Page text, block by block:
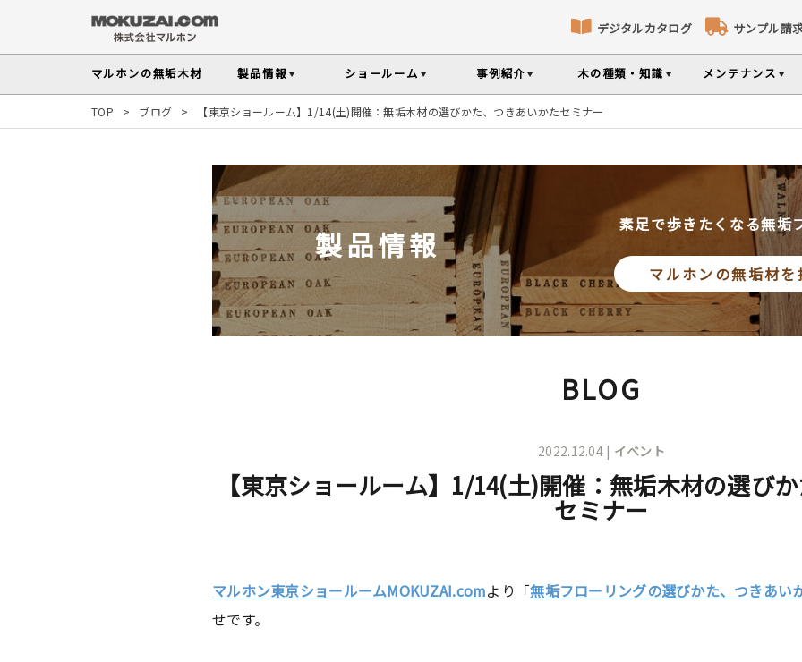
デジタルカタログ サンプル請
マルホンの無垢木材 製品情報
フローリング 床暖房対応フローリング パネリング
その他の内装部材・製品 選べる表面加工
樹種別製品マップ ご注意とお願い 製品情報の見方と用語集
ショールーム
ショールームTOP
事例紹介
Instagram投稿実例
インテリアスタイル
から探す
部屋から探す 樹種から探す 製品特徴から探す
木の種類・知識
木材の基礎知識 コラ
人気の樹種
よく選ばれる樹種をピックアップして特徴や製品を紹介 世界の樹種の詳
木の種類・知識TOP
メンテナンス
メンテナンスのコト メ
塗料・メンテナンス用品のご購入
マルホンのオリジナル塗料Arbor(アーバー)シリーズをお買い求めいただけま
す
TOP > ブログ > 【東京ショールーム】1/14(土)開催：無垢木材の選びかた、つきあいかたセミナー
製品情報
素足で歩きたくなる無垢
マルホンの無垢材
BLOG
2022.12.04 | イベント
【東京ショールーム】1/14(土)開催：無垢木材の選び
セミナー
マルホン東京ショールームMOKUZAI.comより「無垢フローリングの選びかた、つきあい
せです。